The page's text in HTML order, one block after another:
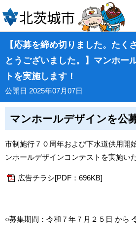
【応募を締め切りました。たく
とうございました。】マンホー
トを実施します！
公開日 2025年07月07日
マンホールデザインを公
市制施行７０周年および下水道供用開
ンホールデザインコンテストを実施い
広告チラシ[PDF：696KB]
○募集期間：令和７年７月２５日 から